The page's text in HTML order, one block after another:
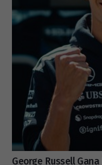
George Russell